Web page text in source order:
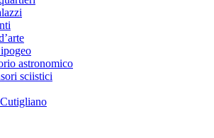
astronomico
sciistici